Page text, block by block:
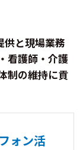
供と現場業務
看護師・介護
制の維持に貢
ォン活